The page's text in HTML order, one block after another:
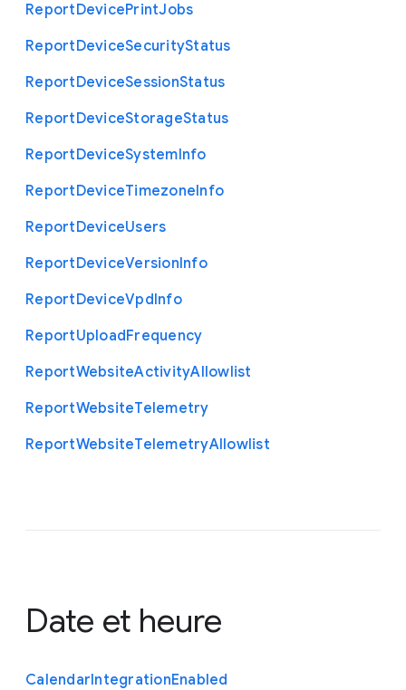
ReportDevicePrintJobs
ReportDeviceSecurityStatus
ReportDeviceSessionStatus
ReportDeviceStorageStatus
ReportDeviceSystemInfo
ReportDeviceTimezoneInfo
ReportDeviceUsers
ReportDeviceVersionInfo
ReportDeviceVpdInfo
ReportUploadFrequency
ReportWebsiteActivityAllowlist
ReportWebsiteTelemetry
ReportWebsiteTelemetryAllowlist
Date et heure
CalendarIntegrationEnabled